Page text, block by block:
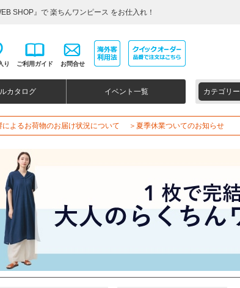
SHOP』で 楽ちんワンピース をお仕入れ！
り ご利用ガイド お問合せ
カタログ イベント一覧 カテゴリー
によるお荷物のお届け状況について ＞夏季休業ついてのお知らせ